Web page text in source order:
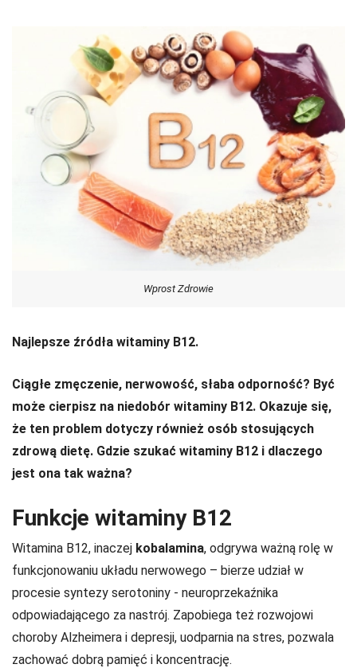
Wprost Zdrowie
Najlepsze źródła witaminy B12.
Ciągłe zmęczenie, nerwowość, słaba odporność? Być
może cierpisz na niedobór witaminy B12. Okazuje się,
że ten problem dotyczy również osób stosujących
zdrową dietę. Gdzie szukać witaminy B12 i dlaczego
jest ona tak ważna?
Funkcje witaminy B12
Witamina B12, inaczej kobalamina, odgrywa ważną rolę w
funkcjonowaniu układu nerwowego – bierze udział w
procesie syntezy serotoniny - neuroprzekaźnika
odpowiadającego za nastrój. Zapobiega też rozwojowi
choroby Alzheimera i depresji, uodparnia na stres, pozwala
zachować dobrą pamięć i koncentrację.